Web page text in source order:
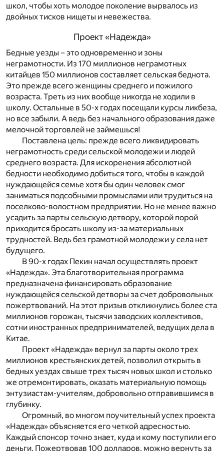
школ, чтобы хоть молодое поколение вырвалось из
двойных тисков нищеты и невежества.
Проект «Надежда»
Бедные уезды – это одновременно и зоны
неграмотности. Из 170 миллионов неграмотных
китайцев 150 миллионов составляет сельская беднота.
Это прежде всего женщины среднего и пожилого
возраста. Треть из них вообще никогда не ходили в
школу. Остальные в 50-х годах посещали курсы ликбеза,
но все забыли. А ведь без начального образования даже
мелочной торговлей не займешься!
Поставлена цель: прежде всего ликвидировать
неграмотность среди сельской молодежи и людей
среднего возраста. Для искоренения абсолютной
бедности необходимо добиться того, чтобы в каждой
нуждающейся семье хотя бы один человек смог
заниматься подсобными промыслами или трудиться на
поселково-волостном предприятии. Но не менее важно
усадить за парты сельскую детвору, которой порой
приходится бросать школу из-за материальных
трудностей. Ведь без грамотной молодежи у села нет
будущего.
В 90-х годах Пекин начал осуществлять проект
«Надежда». Эта благотворительная программа
предназначена финансировать образование
нуждающейся сельской детворы за счет добровольных
пожертвований. На этот призыв откликнулись более ста
миллионов горожан, тысячи заводских коллективов,
сотни иностранных предпринимателей, ведущих дела в
Китае.
Проект «Надежда» вернул за парты около трех
миллионов крестьянских детей, позволил открыть в
бедных уездах свыше трех тысяч новых школ и столько
же отремонтировать, оказать материальную помощь
энтузиастам-учителям, добровольно отправившимся в
глубинку.
Огромный, во многом поучительный успех проекта
«Надежда» объясняется его четкой адресностью.
Каждый спонсор точно знает, куда и кому поступили его
деньги. Пожертвовав 100 долларов, можно вернуть за